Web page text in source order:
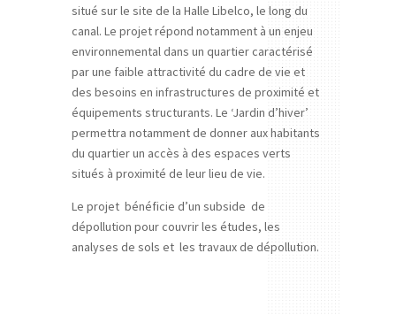
situé sur le site de la Halle Libelco, le long du
canal. Le projet répond notamment à un enjeu
environnemental dans un quartier caractérisé
par une faible attractivité du cadre de vie et
des besoins en infrastructures de proximité et
équipements structurants. Le ‘Jardin d’hiver’
permettra notamment de donner aux habitants
du quartier un accès à des espaces verts
situés à proximité de leur lieu de vie.
Le projet bénéficie d’un subside de
dépollution pour couvrir les études, les
analyses de sols et les travaux de dépollution.